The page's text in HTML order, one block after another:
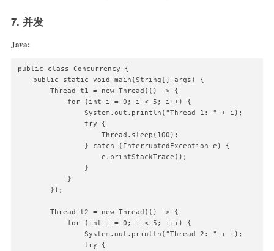
7. 并发
Java:
public class Concurrency {
    public static void main(String[] args) {
        Thread t1 = new Thread(() -> {
            for (int i = 0; i < 5; i++) {
                System.out.println("Thread 1: " + i);
                try {
                    Thread.sleep(100);
                } catch (InterruptedException e) {
                    e.printStackTrace();
                }
            }
        });
        Thread t2 = new Thread(() -> {
            for (int i = 0; i < 5; i++) {
                System.out.println("Thread 2: " + i);
                try {